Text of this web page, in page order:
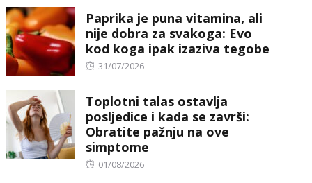
Paprika je puna vitamina, ali
nije dobra za svakoga: Evo
kod koga ipak izaziva tegobe
Posted
31/07/2026
Toplotni talas ostavlja
posljedice i kada se završi:
Obratite pažnju na ove
simptome
Posted
01/08/2026